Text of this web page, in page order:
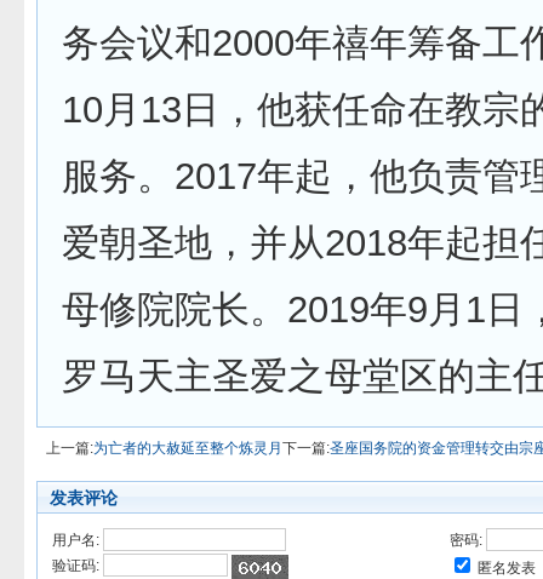
务会议和2000年禧年筹备工
10月13日，他获任命在教宗
服务。2017年起，他负责管
爱朝圣地，并从2018年起担
母修院院长。2019年9月1日
罗马天主圣爱之母堂区的主
上一篇:为亡者的大赦延至整个炼灵月 下一篇:圣座国务院的资金管理转交由宗
发表评论
用户名:
密码:
验证码:
匿名发表